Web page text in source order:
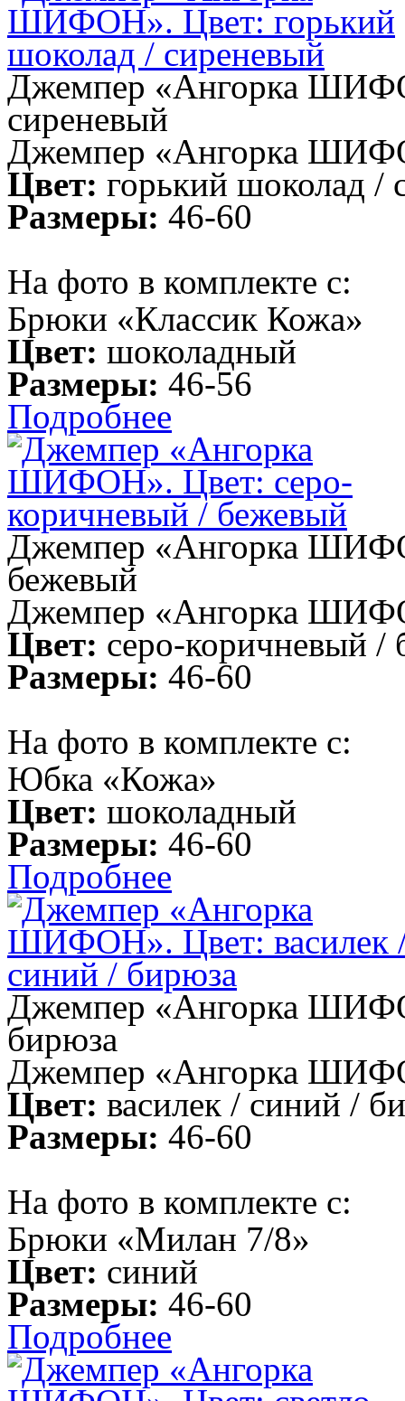
Джемпер «Ангорка
сиреневый
Джемпер «Ангорка
Цвет: горький шоколад /
Размеры: 46-60
На фото в комплекте с:
Брюки «Классик Кожа»
Цвет: шоколадный
Размеры: 46-56
Подробнее
Джемпер «Ангорка
бежевый
Джемпер «Ангорка
Цвет: серо-коричневый /
Размеры: 46-60
На фото в комплекте с:
Юбка «Кожа»
Цвет: шоколадный
Размеры: 46-60
Подробнее
Джемпер «Ангорка
бирюза
Джемпер «Ангорка
Цвет: василек / синий /
Размеры: 46-60
На фото в комплекте с:
Брюки «Милан 7/8»
Цвет: синий
Размеры: 46-60
Подробнее